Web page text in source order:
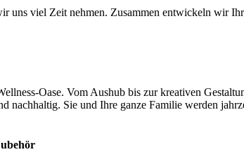
uns viel Zeit nehmen. Zusammen entwickeln wir
Oase. Vom Aushub bis zur kreativen
nachhaltig. Sie und Ihre ganze Familie werden